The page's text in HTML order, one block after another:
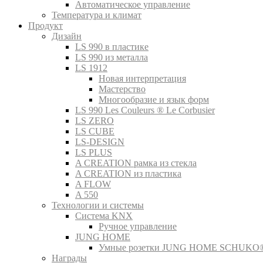
Автоматическое управление
Температура и климат
Продукт
Дизайн
LS 990 в пластике
LS 990 из металла
LS 1912
Новая интерпретация
Мастерство
Многообразие и язык форм
LS 990 Les Couleurs ® Le Corbusier
LS ZERO
LS CUBE
LS-DESIGN
LS PLUS
A CREATION рамка из стекла
A CREATION из пластика
A FLOW
A 550
Технологии и системы
Система KNX
Ручное управление
JUNG HOME
Умные розетки JUNG HOME
Награды